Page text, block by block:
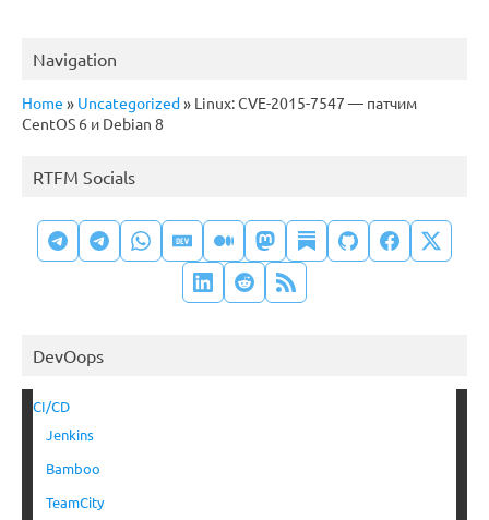
Navigation
Home » Uncategorized» Linux: CVE-2015-7547 — патчим
CentOS 6 и Debian 8
RTFM Socials
DevOops
CI/CD
Jenkins
Bamboo
TeamCity